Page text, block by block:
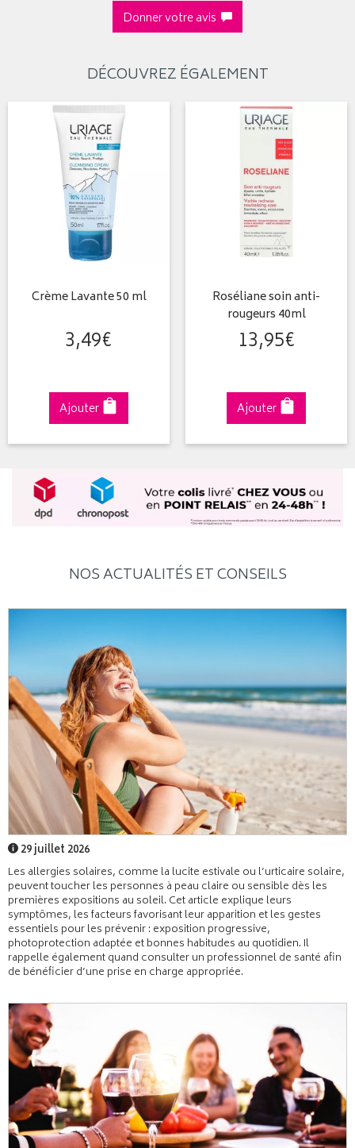
Donner votre avis
DÉCOUVREZ ÉGALEMENT
Crème Lavante 50 ml
3,49€
Ajouter
Roséliane soin anti-
rougeurs 40ml
13,95€
Ajouter
NOS ACTUALITÉS ET CONSEILS
29 juillet 2026
Les allergies solaires, comme la lucite estivale ou l’urticaire solaire,
peuvent toucher les personnes à peau claire ou sensible dès les
premières expositions au soleil. Cet article explique leurs
symptômes, les facteurs favorisant leur apparition et les gestes
essentiels pour les prévenir : exposition progressive,
photoprotection adaptée et bonnes habitudes au quotidien. Il
rappelle également quand consulter un professionnel de santé afin
de bénéficier d’une prise en charge appropriée.